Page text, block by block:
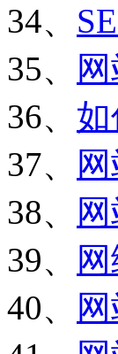
34、
35、
36、
37、
38、
39、
40、